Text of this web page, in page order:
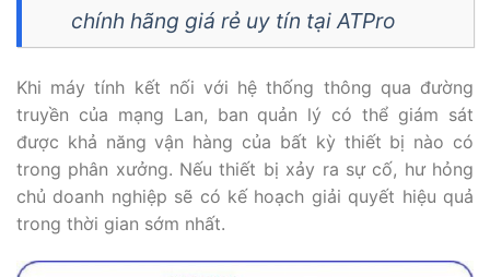
chính hãng giá rẻ uy tín tại ATPro
Khi máy tính kết nối với hệ thống thông qua đường
truyền của mạng Lan, ban quản lý có thể giám sát
được khả năng vận hàng của bất kỳ thiết bị nào có
trong phân xưởng. Nếu thiết bị xảy ra sự cố, hư hỏng
chủ doanh nghiệp sẽ có kế hoạch giải quyết hiệu quả
trong thời gian sớm nhất.